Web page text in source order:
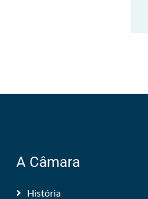
A Câmara
História